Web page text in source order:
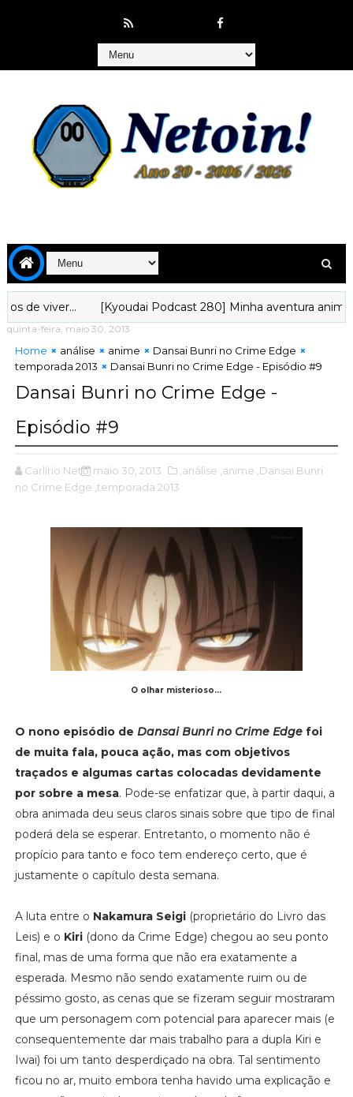
[Kyoudai Podcast 280] Minha aventura animística
quinta-feira, maio 30, 2013
Home análise anime
Dansai Bunri no Crime Edge
temporada 2013
Dansai Bunri no Crime Edge - Episódio #9
Dansai Bunri no Crime Edge -
Episódio #9
Carlírio Neto maio 30, 2013 ,análise ,anime ,Dansai Bunri
no Crime Edge ,temporada 2013
O olhar misterioso...
O nono episódio de Dansai Bunri no Crime Edgefoi
de muita fala, pouca ação, mas com objetivos
traçados e algumas cartas colocadas devidamente
por sobre a mesa. Pode-se enfatizar que, à partir daqui, a
obra animada deu seus claros sinais sobre que tipo de final
poderá dela se esperar. Entretanto, o momento não é
propício para tanto e foco tem endereço certo, que é
justamente o capítulo desta semana.
A luta entre o Nakamura Seigi(proprietário do Livro das
Leis) e o Kiri (dono da Crime Edge) chegou ao seu ponto
final, mas de uma forma que não era exatamente a
esperada. Mesmo não sendo exatamente ruim ou de
péssimo gosto, as cenas que se fizeram seguir mostraram
que um personagem com potencial para aparecer mais (e
consequentemente dar mais trabalho para a dupla Kiri e
Iwai) foi um tanto desperdiçado na obra. Tal sentimento
ficou no ar, muito embora tenha havido uma explicação e